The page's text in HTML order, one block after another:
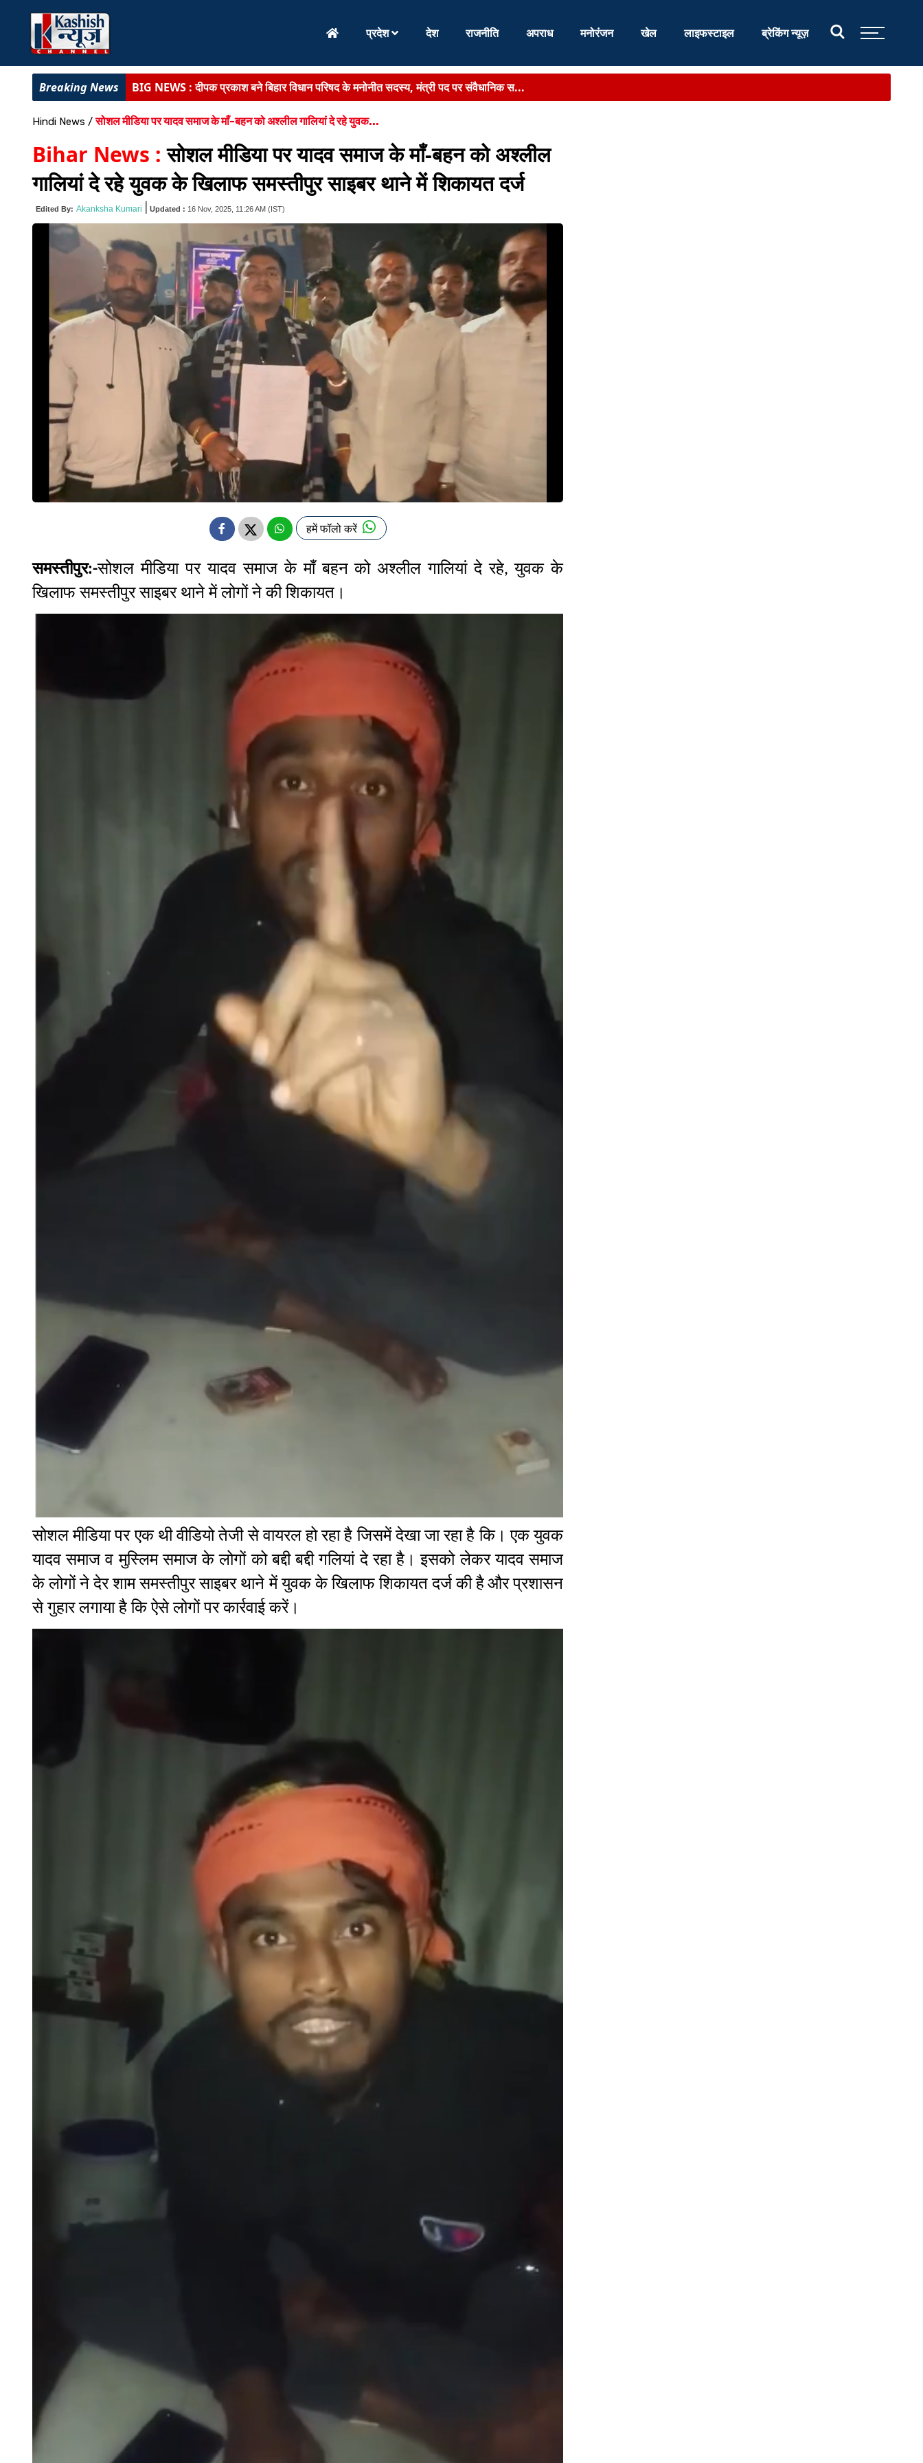
प्रदेश देश राजनीति अपराध मनोरंजन खेल लाइफस्टाइल ब्रेकिंग न्यूज़
BIG NEWS :दीपक प्रकाश बने बिहार विधान परिषद के मनोनीत सदस्य, मंत्री पद पर संवैधानिक स...
BIHAR NEWS :डेहरी ईओ हत्याकांड में मुख्यमंत्री सम्राट चौधरी से मिलीं पत्नी, स्पीडी ट्रा...
लातेहार के अति सुदूरवर्ती गांव चेटर पहुंची पुलिस :
ग्रामीणों के साथ लगाया जन- चौपाल, स्थानीय समस्या सुन निपटारा का दिये आश्वास...
BIHAR NEWS :
बिहार की कला, संस्कृति एवं विरासत के संरक्षण-संवर्धन को नई मजबूती, राज्य मं...
BIHAR NEWS :
सरकारी सेवा में बैकडोर नियुक्ति को नियमित करने का दावा लंबे समय तक काम करने...
BIHAR NEWS :बांकीपुर की जनता का आभार जताने 11 अगस्त से वार्ड-वार जनसंवाद करेंगे प्रशांत...
Hindi News / सोशल मीडिया पर यादव समाज के माँ-बहन को अश्लील गालियां दे रहे युवक...
Bihar News :सोशल मीडिया पर यादव समाज के माँ-बहन को अश्लील
गालियां दे रहे युवक के खिलाफ समस्तीपुर साइबर थाने में शिकायत दर्ज
Edited By: Akanksha Kumari Updated : 16 Nov, 2025, 11:26 AM (IST)
हमें फॉलो करें
समस्तीपुर:-सोशल मीडिया पर यादव समाज के माँ बहन को अश्लील गालियां दे रहे,युवक के
खिलाफ समस्तीपुर साइबर थाने में लोगों ने की शिकायत।
सोशल मीडिया पर एक थी वीडियो तेजी से वायरल हो रहा है जिसमें देखा जा रहा है कि। एक युवक
यादव समाज व मुस्लिम समाज के लोगों को बद्दी बद्दी गलियां दे रहा है। इसको लेकर यादव समाज
के लोगों ने देर शाम समस्तीपुर साइबर थाने में युवक के खिलाफ शिकायत दर्ज की हैऔर प्रशासन
से गुहार लगाया है कि ऐसे लोगों पर कार्रवाई करें।